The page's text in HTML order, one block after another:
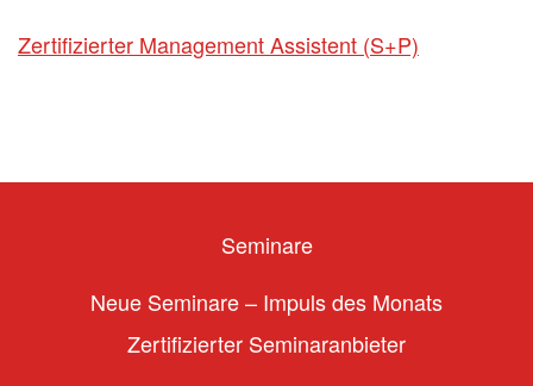
Zertifizierter Management Assistent (S+P)
Seminare
Neue Seminare – Impuls des Monats
Zertifizierter Seminaranbieter